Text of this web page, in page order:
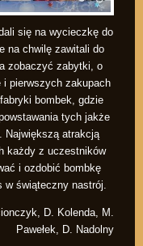
się na wycieczkę do
na chwilę zawitali do
zobaczyć zabytki, o
pierwszych zakupach
bombek, gdzie
tych jakże
Największą atrakcją
każdy z uczestników
i ozdobić bombkę
w świąteczny nastrój.
D. Kolenda, M.
Pawełek, D. Nadolny